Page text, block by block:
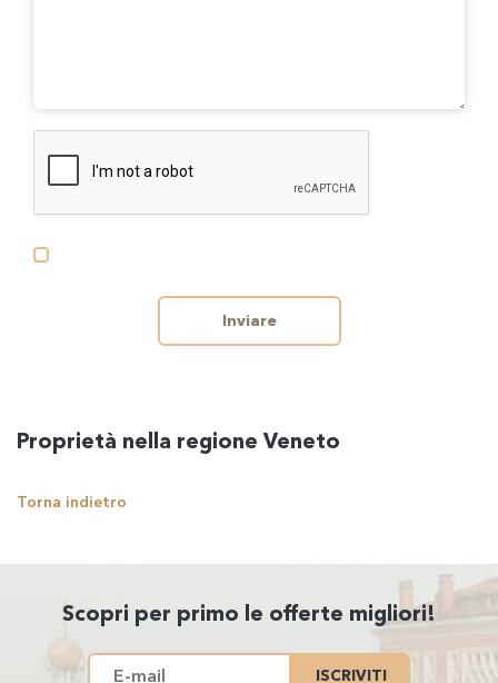
Inviare
Proprietà nella regione Veneto
Torna indietro
Scopri per primo le offerte migliori!
ISCRIVITI